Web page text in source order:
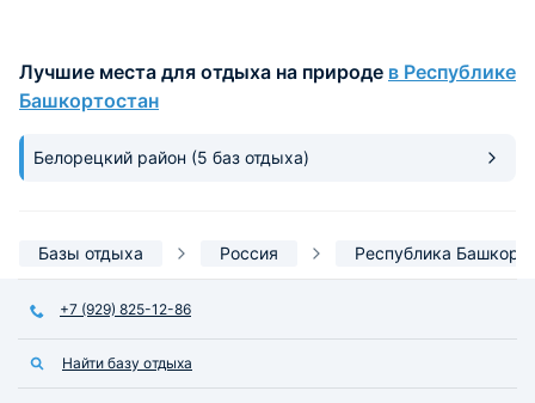
Лучшие места для отдыха на природе в Республике
Башкортостан
Белорецкий район (5 баз отдыха)
Базы отдыха Россия Республика
+7 (929) 825-12-86
Найти базу отдыха